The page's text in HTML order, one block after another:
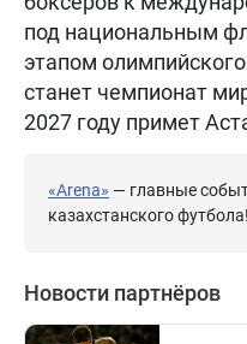
под национальным
этапом
станет чемпионат
2027 году примет
«Arena» — главные
казахстанского футбола!